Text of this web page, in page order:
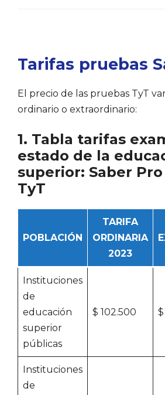
Tarifas pruebas
El precio de las pruebas TyT
ordinario o extraordinario:
1. Tabla tarifas
estado de la
superior: Saber Pro
TyT
POBLACIÓN
TARIFA
ORDINARIA
2023
Instituciones
de
educación
superior
públicas
$ 102.500
Instituciones
de